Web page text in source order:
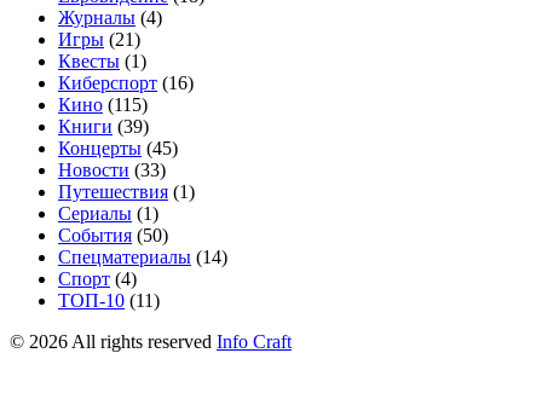
Журналы (4)
Игры (21)
Квесты (1)
Киберспорт (16)
Кино (115)
Книги (39)
Концерты (45)
Новости (33)
Путешествия (1)
Сериалы (1)
События (50)
Спецматериалы (14)
Спорт (4)
ТОП-10 (11)
© 2026 All rights reserved Info Craft